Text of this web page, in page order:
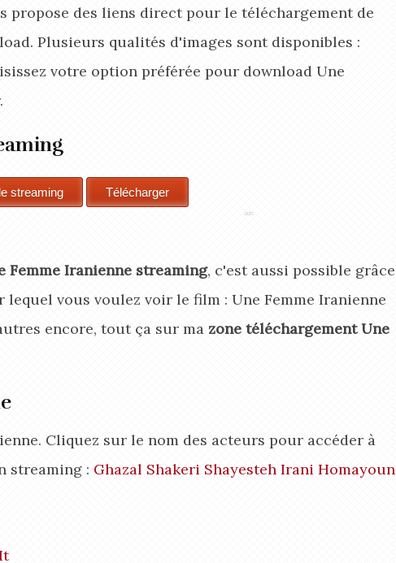
propose des liens direct pour le téléchargement de
Plusieurs qualités d'images sont disponibles :
votre option préférée pour download Une
Femme Iranienne streaming, c'est aussi possible grâce
vous voulez voir le film : Une Femme Iranienne
encore, tout ça sur ma zone téléchargement Une
Cliquez sur le nom des acteurs pour accéder à
streaming : Ghazal Shakeri Shayesteh Irani Homayoun